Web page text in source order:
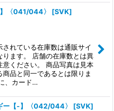
〈041/044〉 [SVK]
されている在庫数は通販サイ
ります。 店舗の在庫数とは異
意ください。 商品写真は見本
品と同一であるとは限りま
、カード…
ー【-】〈042/044〉 [SVK]